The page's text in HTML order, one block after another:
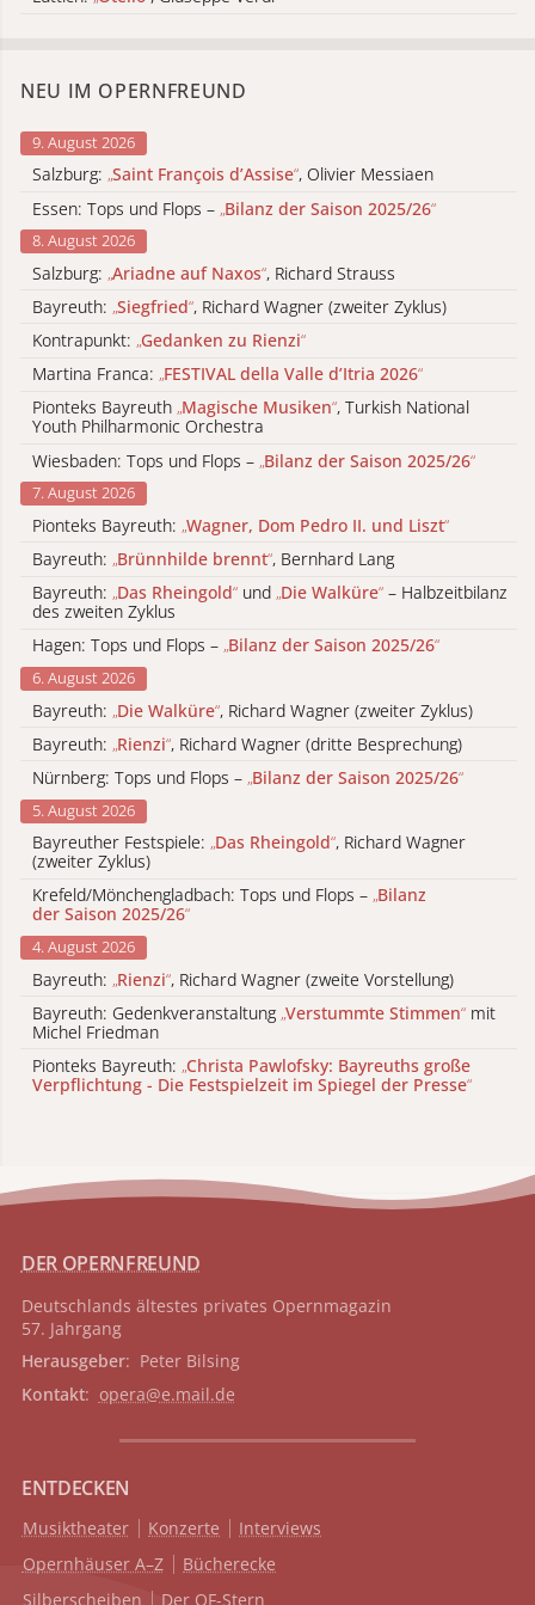
NEU IM OPERNFREUND
9. August 2026
Salzburg: „Saint François d’Assise“, Olivier Messiaen
Essen: Tops und Flops – „Bilanz der Saison 2025/26“
8. August 2026
Salzburg: „Ariadne auf Naxos“, Richard Strauss
Bayreuth: „Siegfried“, Richard Wagner (zweiter Zyklus)
Kontrapunkt: „Gedanken zu Rienzi“
Martina Franca: „FESTIVAL della Valle d’Itria 2026“
Pionteks Bayreuth „Magische Musiken“, Turkish National
Youth Philharmonic Orchestra
Wiesbaden: Tops und Flops – „Bilanz der Saison 2025/26“
7. August 2026
Pionteks Bayreuth: „Wagner, Dom Pedro II. und Liszt“
Bayreuth: „Brünnhilde brennt“, Bernhard Lang
Bayreuth: „Das Rheingold“ und „Die Walküre“ – Halbzeitbilanz
des zweiten Zyklus
Hagen: Tops und Flops – „Bilanz der Saison 2025/26“
6. August 2026
Bayreuth: „Die Walküre“, Richard Wagner (zweiter Zyklus)
Bayreuth: „Rienzi“, Richard Wagner (dritte Besprechung)
Nürnberg: Tops und Flops – „Bilanz der Saison 2025/26“
5. August 2026
Bayreuther Festspiele: „Das Rheingold“, Richard Wagner
(zweiter Zyklus)
Krefeld/Mönchengladbach: Tops und Flops – „Bilanz
der Saison 2025/26“
4. August 2026
Bayreuth: „Rienzi“, Richard Wagner (zweite Vorstellung)
Bayreuth: Gedenkveranstaltung „Verstummte Stimmen“ mit
Michel Friedman
Pionteks Bayreuth: „Christa Pawlofsky: Bayreuths große
Verpflichtung - Die Festspielzeit im Spiegel der Presse“
DER OPERNFREUND
Deutschlands ältestes privates Opernmagazin
57. Jahrgang
Herausgeber: Peter Bilsing
Kontakt: opera@e.mail.de
ENTDECKEN
Musiktheater Konzerte
Interviews
Opernhäuser A–Z
Bücherecke
Silberscheiben
Der OF-Stern